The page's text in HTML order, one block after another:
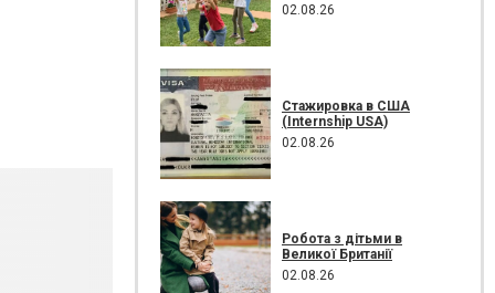
02.08.26
Стажировка в США
(Internship USA)
02.08.26
Робота з дітьми в
Великої Британії
02.08.26